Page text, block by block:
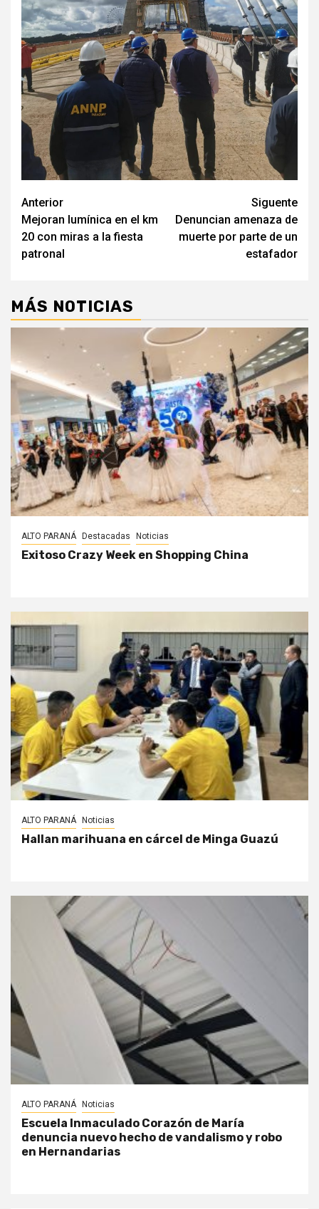
Navegación
de
entradas
Anterior
Mejoran lumínica en el km
20 con miras a la fiesta
patronal
Siguente
Denuncian amenaza de
muerte por parte de un
estafador
MÁS NOTICIAS
ALTO PARANÁ Destacadas Noticias
Exitoso Crazy Week en Shopping China
ALTO PARANÁ Noticias
Hallan marihuana en cárcel de Minga Guazú
ALTO PARANÁ Noticias
Escuela Inmaculado Corazón de María
denuncia nuevo hecho de vandalismo y robo
en Hernandarias